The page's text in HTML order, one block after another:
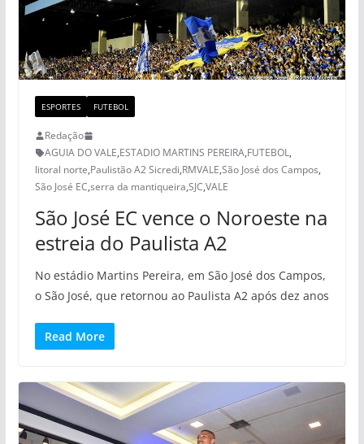
ESPORTES FUTEBOL
Redação
AGUIA DO VALE,ESTADIO MARTINS PEREIRA,FUTEBOL,
litoral norte,Paulistão A2 Sicredi,RMVALE,São José dos Campos,
São José EC,serra da mantiqueira,SJC,VALE
São José EC vence o Noroeste na
estreia do Paulista A2
No estádio Martins Pereira, em São José dos Campos,
o São José, que retornou ao Paulista A2 após dez anos
Read More